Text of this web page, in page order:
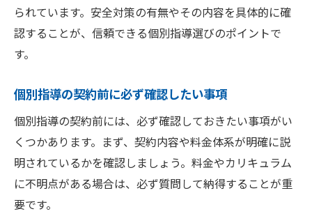
られています。安全対策の有無やその内容を具体的に確
認することが、信頼できる個別指導選びのポイントで
す。
個別指導の契約前に必ず確認したい事項
個別指導の契約前には、必ず確認しておきたい事項がい
くつかあります。まず、契約内容や料金体系が明確に説
明されているかを確認しましょう。料金やカリキュラム
に不明点がある場合は、必ず質問して納得することが重
要です。